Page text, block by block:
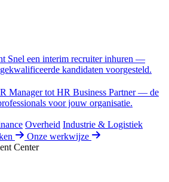
Snel een interim recruiter inhuren —
kandidaten voorgesteld.
Manager tot HR Business Partner — de
voor jouw organisatie.
Overheid Industrie & Logistiek
Onze werkwijze
Center